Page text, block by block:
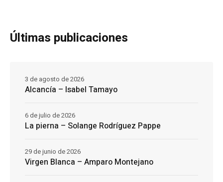
Últimas publicaciones
Alcancía – Isabel Tamayo
3 de agosto de 2026
La pierna – Solange Rodríguez Pappe
6 de julio de 2026
Virgen Blanca – Amparo Montejano
29 de junio de 2026